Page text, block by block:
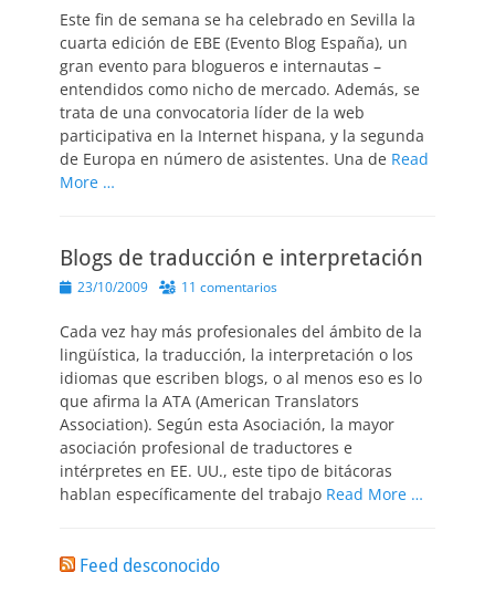
Este fin de semana se ha celebrado en Sevilla la
cuarta edición de EBE (Evento Blog España), un
gran evento para blogueros e internautas –
entendidos como nicho de mercado. Además, se
trata de una convocatoria líder de la web
participativa en la Internet hispana, y la segunda
de Europa en número de asistentes. Una de Read
More …
Blogs de traducción e interpretación
Publicado
23/10/2009 11 comentarios
Cada vez hay más profesionales del ámbito de la
lingüística, la traducción, la interpretación o los
idiomas que escriben blogs, o al menos eso es lo
que afirma la ATA (American Translators
Association). Según esta Asociación, la mayor
asociación profesional de traductores e
intérpretes en EE. UU., este tipo de bitácoras
hablan específicamente del trabajo Read More …
Feed desconocido